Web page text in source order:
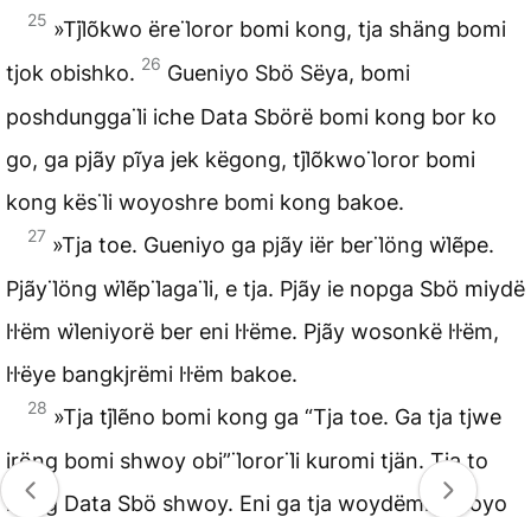
25 »Tjl̈õkwo ëre l̈oror bomi kong, tja shäng bomi
tjok obishko. 26 Gueniyo Sbö Sëya, bomi
poshdungga l̈i iche Data Sbörë bomi kong bor ko
go, ga pjãy pĩya jek këgong, tjl̈õkwo l̈oror bomi
kong kës l̈i woyoshre bomi kong bakoe.
27 »Tja toe. Gueniyo ga pjãy iër ber l̈öng wl̈ẽpe.
Pjãy l̈öng wl̈ẽp l̈aga l̈i, e tja. Pjãy ie nopga Sbö miydë
l̇l̇ëm wl̈eniyorë ber eni l̇l̇ëme. Pjãy wosonkë l̇l̇ëm,
l̇l̇ëye bangkjrëmi l̇l̇ëm bakoe.
28 »Tja tjl̈ẽno bomi kong ga “Tja toe. Ga tja tjwe
iröng bomi shwoy obi” l̈oror l̈i kuromi tjän. Tja to
iröng Data Sbö shwoy. Eni ga tja woydëmi jl̈õkoyo